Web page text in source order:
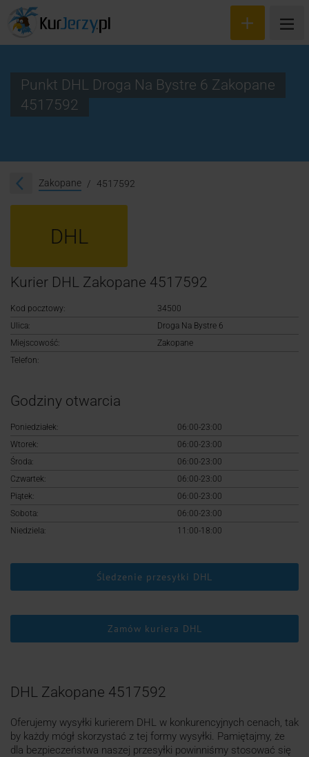
Śledzenie przesyłki
Logowanie
Rejestracja
Punkt DHL Droga Na Bystre 6 Zakopane
4517592
Zakopane 4517592
DHL
Kurier DHL Zakopane 4517592
Kod pocztowy:
34500
Ulica:
Droga Na Bystre 6
Miejscowość:
Zakopane
Telefon:
Godziny otwarcia
Poniedziałek:
06:00-23:00
Wtorek:
06:00-23:00
Środa:
06:00-23:00
Czwartek:
06:00-23:00
Piątek:
06:00-23:00
Sobota:
06:00-23:00
Niedziela:
11:00-18:00
Śledzenie przesyłki DHL
Zamów kuriera DHL
DHL Zakopane 4517592
Oferujemy wysyłki kurierem DHL w konkurencyjnych cenach, tak
by każdy mógł skorzystać z tej formy wysyłki. Pamiętajmy, że
dla bezpieczeństwa naszej przesyłki powinniśmy stosować się